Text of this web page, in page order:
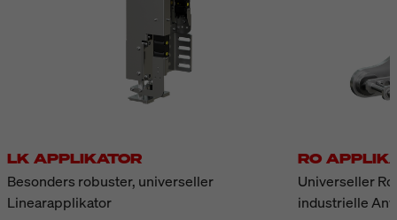
LK APPLIKATOR
Besonders robuster, universeller
Linearapplikator
RO
Universeller
industrielle